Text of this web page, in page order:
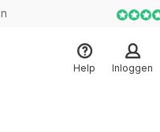
Help Inloggen